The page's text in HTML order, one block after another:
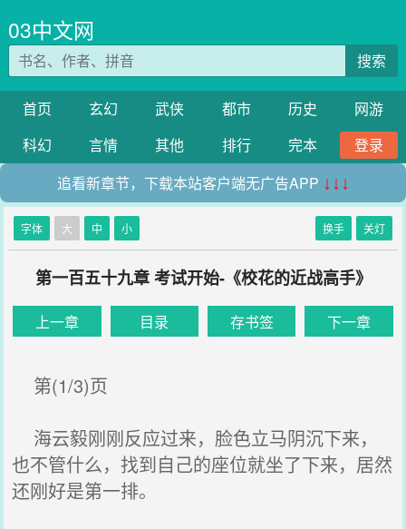
03中文网
搜索
首页 玄幻 武侠 都市 历史
网游
科幻
言情 其他 排行 完本
登录
追看新章节，下载本站客户端无广告APP ↓↓↓
字体 大 中 小 换手 关灯
第一百五十九章 考试开始-《校花的近战高手》
上一章 目录 存书签 下一章
第(1/3)页
海云毅刚刚反应过来，脸色立马阴沉下来，
也不管什么，找到自己的座位就坐了下来，居然
还刚好是第一排。